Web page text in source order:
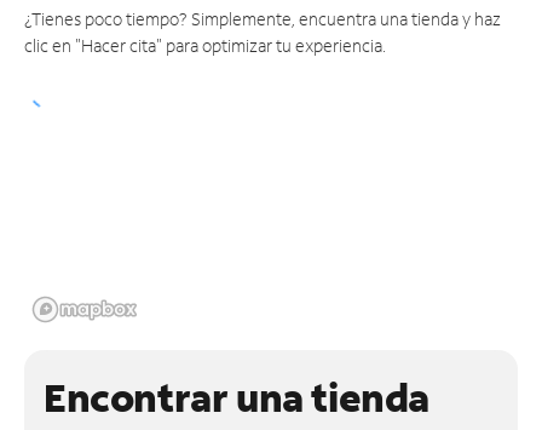
¿Tienes poco tiempo? Simplemente, encuentra una tienda y haz
clic en "Hacer cita" para optimizar tu experiencia.
Encontrar una tienda